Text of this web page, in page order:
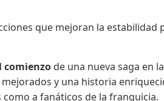
que mejoran la estabilidad
comienzo de una nueva saga en
y una historia
a fanáticos de la franquicia.